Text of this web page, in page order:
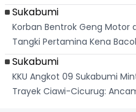
Sukabumi
Korban Bentrok Geng Motor
Tangki Pertamina Kena
Sukabumi
KKU Angkot 09 Sukabumi
Trayek Ciawi-Cicurug: